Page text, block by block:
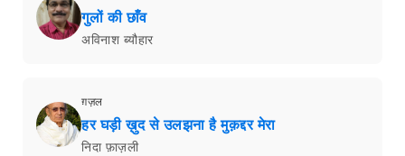
गुलों की छाँव
अविनाश ब्यौहार
ग़ज़ल
हर घड़ी ख़ुद से उलझना है मुक़द्दर मेरा
निदा फ़ाज़ली